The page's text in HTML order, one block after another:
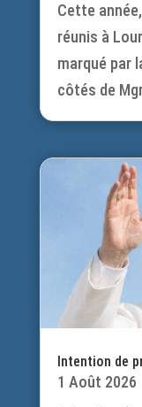
Cette
réunis à
marqué par
côtés de
Intention de
1 Août 2026